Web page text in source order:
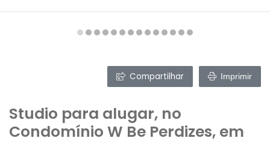
Compartilhar Imprimir
Studio para alugar, no
Condomínio W Be Perdizes, em